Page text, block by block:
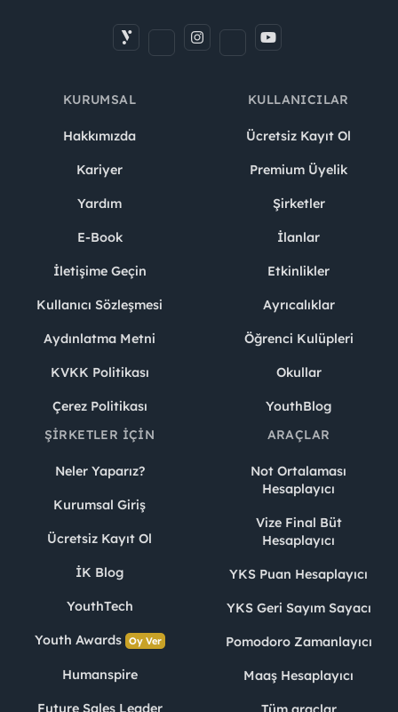
KURUMSAL
Hakkımızda
Kariyer
Yardım
E-Book
İletişime Geçin
Kullanıcı Sözleşmesi
Aydınlatma Metni
KVKK Politikası
Çerez Politikası
KULLANICILAR
Ücretsiz Kayıt Ol
Premium Üyelik
Şirketler
İlanlar
Etkinlikler
Ayrıcalıklar
Öğrenci Kulüpleri
Okullar
YouthBlog
ŞIRKETLER İÇIN
Neler Yaparız?
Kurumsal Giriş
Ücretsiz Kayıt Ol
İK Blog
YouthTech
Youth Awards Oy Ver
Humanspire
Future Sales Leader
ARAÇLAR
Not Ortalaması
Hesaplayıcı
Vize Final Büt
Hesaplayıcı
YKS Puan Hesaplayıcı
YKS Geri Sayım Sayacı
Pomodoro Zamanlayıcı
Maaş Hesaplayıcı